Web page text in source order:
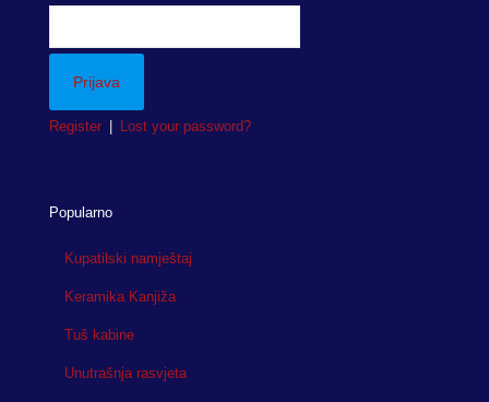
Register Lost your password?
Popularno
Kupatilski namještaj
Keramika Kanjiža
Tuš kabine
Unutrašnja rasvjeta